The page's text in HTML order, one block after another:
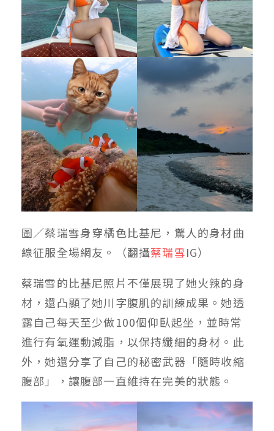
圖／蔡瑞雪身穿橘色比基尼，驚人的身材曲
線征服全場網友。（翻攝蔡瑞雪IG）
蔡瑞雪的比基尼照片不僅展現了她火辣的身
材，還凸顯了她川字腹肌的訓練成果。她透
露自己每天至少做100個仰臥起坐，並時常
進行有氧運動減脂，以保持纖細的身材。此
外，她還分享了自己的秘密武器「隨時收縮
腹部」，讓腹部一直維持在完美的狀態。